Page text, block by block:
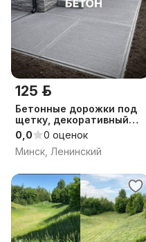
125 р.
Бетонные дорожки под
щетку, декоративный
бетон на участок,
бетонные дорожки,
бетонные работы, бетон
0,0
0 оценок
Минск, Ленинский